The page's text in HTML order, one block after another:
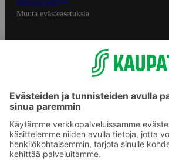
Mainostajalle
Muuta evästeasetuksia
S-ryhmän palvelut
S-ryhmä
Asiakasomistajuus
S-ostoslista -sovellus
Prisma.fi
Sokos.fi